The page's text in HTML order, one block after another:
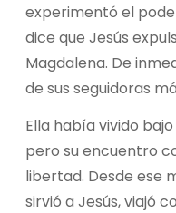
experimentó el
dice que Jesús
Magdalena. De
de sus seguidoras
Ella había vivido
pero su encuentro
libertad. Desde ese
sirvió a Jesús, viajó